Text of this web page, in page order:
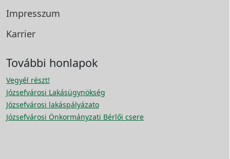
Impresszum
Karrier
További honlapok
Vegyél részt!
Józsefvárosi Lakásügynökség
Józsefvárosi lakáspályázato
Józsefvárosi Önkormányzati Bérlői csere